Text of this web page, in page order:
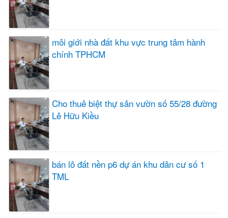
môi giới nhà đất khu vực trung tâm hành
chính TPHCM
Cho thuê biệt thự sân vườn số 55/28 đường
Lê Hữu Kiều
bán lô đất nền p6 dự án khu dân cư số 1
TML